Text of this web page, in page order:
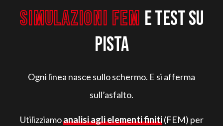
SIMULAZIONI FEM e test su
pista
Ogni linea nasce sullo schermo. E si afferma
sull’asfalto.
Utilizziamoanalisi agli elementi finiti(FEM) per